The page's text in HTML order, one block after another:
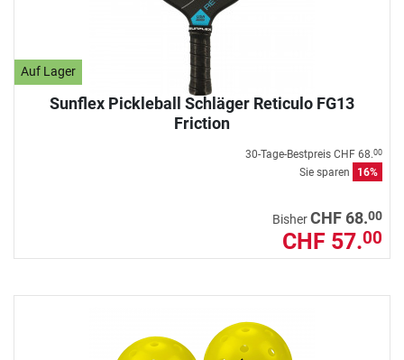
Auf Lager
Sunflex Pickleball Schläger Reticulo FG13
Friction
30-Tage-Bestpreis CHF 68.00
Sie sparen 16%
BisherCHF 68.00
CHF 57.00